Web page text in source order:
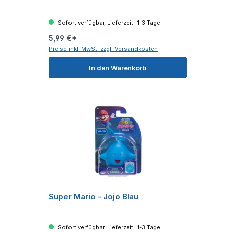
Sofort verfügbar, Lieferzeit: 1-3 Tage
5,99 €*
Preise inkl. MwSt. zzgl. Versandkosten
In den Warenkorb
Super Mario - Jojo Blau
Sofort verfügbar, Lieferzeit: 1-3 Tage